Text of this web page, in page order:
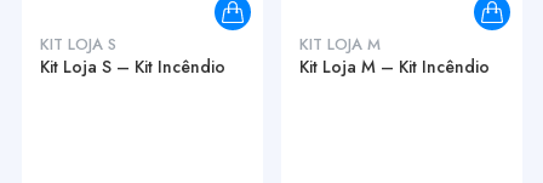
KIT LOJA S
Kit Loja S – Kit Incêndio
KIT LOJA M
Kit Loja M – Kit Incêndio